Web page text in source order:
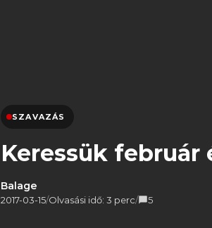
SZAVAZÁS
Keressük
Balage
2017-03-15/Olvasási idő: 3 perc/ 5